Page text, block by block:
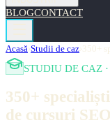
BLOGCONTACT
Acasă›Studii de caz›350+
STUDIU DE CAZ
350+
de cursuri